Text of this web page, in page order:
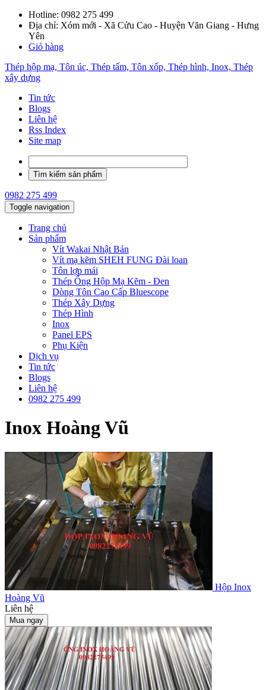
Hotline: 0982 275 499
Địa chỉ: Xóm mới - Xã Cửu Cao - Huyện Văn Giang - Hưng
Yên
Giỏ hàng
Thép hộp mạ, Tôn úc, Thép tấm, Tôn xốp, Thép hình, Inox, Thép
xây dựng
Tin tức
Blogs
Liên hệ
Rss Index
Site map
0982 275 499
Toggle navigation
Trang chủ
Sản phẩm
Vít Wakai Nhật Bản
Vít mạ kẽm SHEH FUNG Đài loan
Tôn lợp mái
Thép Ống Hộp Mạ Kẽm - Đen
Dòng Tôn Cao Cấp Bluescope
Thép Xây Dựng
Thép Hình
Inox
Panel EPS
Phụ Kiện
Dịch vụ
Tin tức
Blogs
Liên hệ
0982 275 499
Inox Hoàng Vũ
Hộp Inox
Hoàng Vũ
Liên hệ
Mua ngay